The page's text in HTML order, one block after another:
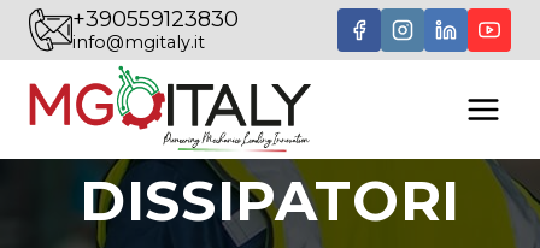
Salta
contenuto
+390559123830
info@mgitaly.it
DISSIPATORI